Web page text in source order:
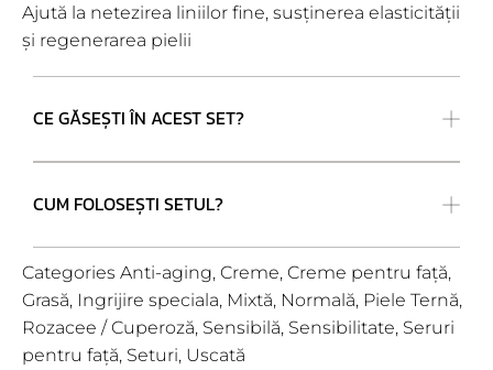
Ajută la netezirea liniilor fine, susținerea elasticității
și regenerarea pielii
CE GĂSEȘTI ÎN ACEST SET?
CUM FOLOSEȘTI SETUL?
Categories Anti-aging, Creme, Creme pentru față,
Grasă, Ingrijire speciala, Mixtă, Normală, Piele Ternă,
Rozacee / Cuperoză, Sensibilă, Sensibilitate, Seruri
pentru față, Seturi, Uscată